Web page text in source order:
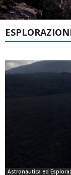
Astronautica ed